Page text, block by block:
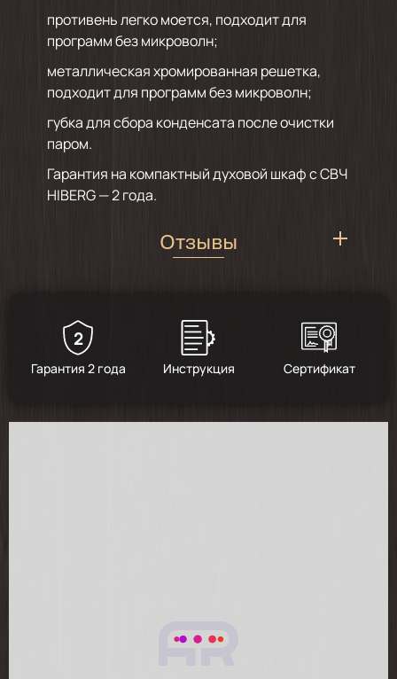
противень легко моется, подходит для
программ без микроволн;
металлическая хромированная решетка,
подходит для программ без микроволн;
губка для сбора конденсата после очистки
паром.
Гарантия на компактный духовой шкаф с СВЧ
HIBERG — 2 года.
Отзывы
2
Гарантия 2 года Инструкция Сертификат